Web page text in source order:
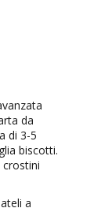
da
di 3-5
biscotti.
a